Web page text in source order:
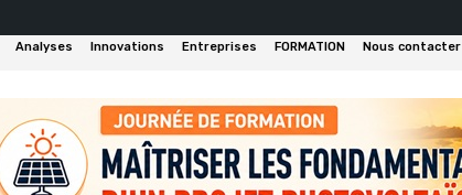
Analyses Innovations Entreprises FORMATION
Nous contacter